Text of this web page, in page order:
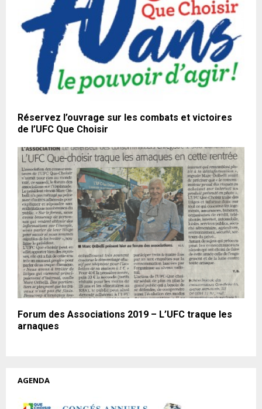
Réservez l’ouvrage sur les combats et victoires
de l’UFC Que Choisir
Forum des Associations 2019 – L’UFC traque les
arnaques
AGENDA